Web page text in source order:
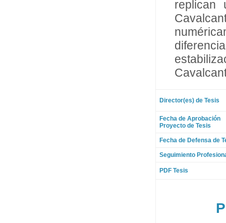
replican
Director(es) de Tesis
Fecha de Aprobación
Proyecto de Tesis
Fecha de Defensa de
Seguimiento
PDF Tesis